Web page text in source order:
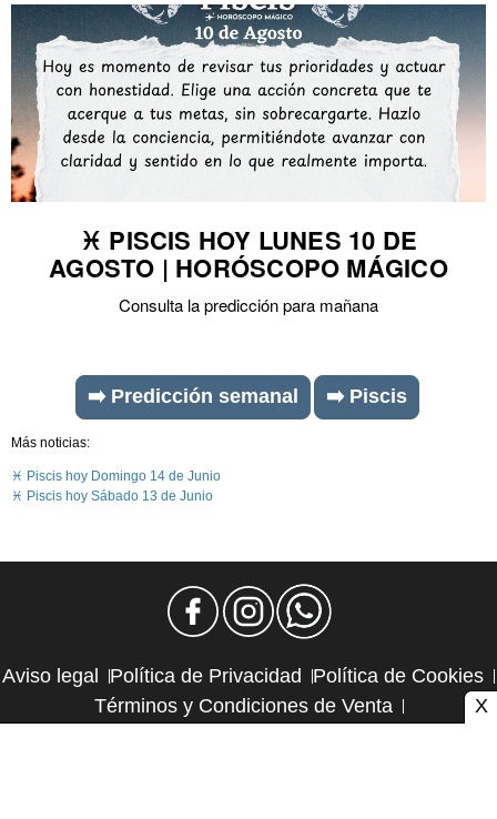
♓ PISCIS HOY LUNES 10 DE
AGOSTO | HORÓSCOPO MÁGICO
Consulta la predicción para mañana
➡️ Predicción semanal ➡️ Piscis
Más noticias:
♓ Piscis hoy Domingo 14 de Junio
♓ Piscis hoy Sábado 13 de Junio
Aviso legal Política de Privacidad
Política de Cookies
Términos y Condiciones de Venta
X